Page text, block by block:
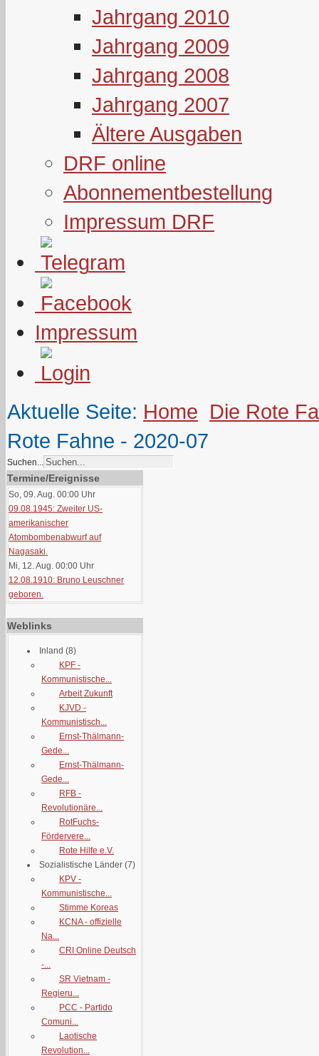
Jahrgang 2010
Jahrgang 2009
Jahrgang 2008
Jahrgang 2007
Ältere Ausgaben
DRF online
Abonnementbestellung
Impressum DRF
Impressum
Aktuelle Seite: Home Die Rote
Rote Fahne - 2020-07
Suchen...
Termine/Ereignisse
So, 09. Aug. 00:00 Uhr
09.08.1945: Zweiter US-
amerikanischer
Atombombenabwurf auf
Nagasaki.
Mi, 12. Aug. 00:00 Uhr
12.08.1910: Bruno Leuschner
geboren.
Weblinks
Inland (8)
KPF -
Kommunistische...
Arbeit Zukunft
KJVD -
Kommunistisch...
Ernst-Thälmann-
Gede...
Ernst-Thälmann-
Gede...
RFB -
Revolutionäre...
RotFuchs-
Fördervere...
Rote Hilfe e.V.
Sozialistische Länder (7)
KPV -
Kommunistische...
Stimme Koreas
KCNA - offizielle
Na...
CRI Online Deutsch
-...
SR Vietnam -
Regieru...
PCC - Partido
Comuni...
Laotische
Revolution...